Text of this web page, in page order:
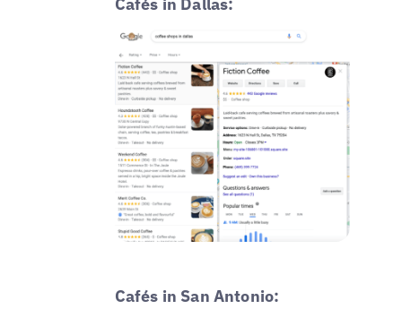
Cafés in Dallas:
Cafés in San Antonio: